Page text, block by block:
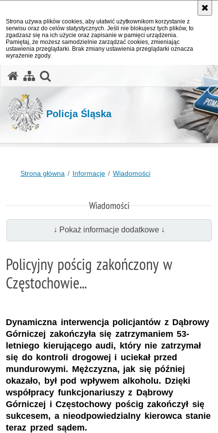
Strona używa plików cookies, aby ułatwić użytkownikom korzystanie z
serwisu oraz do celów statystycznych. Jeśli nie blokujesz tych plików, to
zgadzasz się na ich użycie oraz zapisanie w pamięci urządzenia.
Pamiętaj, że możesz samodzielnie zarządzać cookies, zmieniając
ustawienia przeglądarki. Brak zmiany ustawienia przeglądarki oznacza
wyrażenie zgody.
Policja Śląska
Strona główna Informacje Wiadomości
Wiadomości
↓ Pokaż informacje dodatkowe ↓
Policyjny pościg zakończony w
Częstochowie...
Dynamiczna interwencja policjantów z Dąbrowy
Górniczej zakończyła się zatrzymaniem 53-
letniego kierującego audi, który nie zatrzymał
się do kontroli drogowej i uciekał przed
mundurowymi. Mężczyzna, jak się później
okazało, był pod wpływem alkoholu. Dzięki
współpracy funkcjonariuszy z Dąbrowy
Górniczej i Częstochowy pościg zakończył się
sukcesem, a nieodpowiedzialny kierowca stanie
teraz przed sądem.